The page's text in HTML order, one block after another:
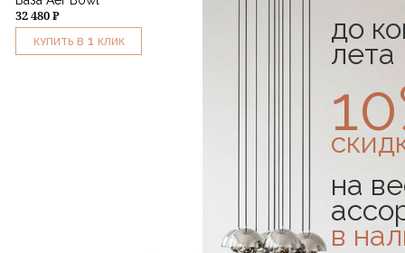
32 480 ₽
КУПИТЬ В 1 КЛИК до
лета
на
в